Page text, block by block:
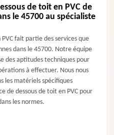
de toit en PVC de
le 45700 au spécialiste
fait partie des services que
dans le 45700. Notre équipe
des aptitudes techniques pour
à effectuer. Nous nous
les matériels spécifiques
de dessous de toit en PVC pour
les normes.